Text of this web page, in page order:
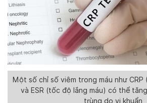
Một số chỉ số viêm trong máu như
và ESR (tốc độ lắng máu) có thể
trùng do vi khuẩn